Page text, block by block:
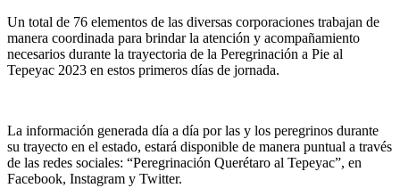
Un total de 76 elementos de las diversas corporaciones trabajan de
manera coordinada para brindar la atención y acompañamiento
necesarios durante la trayectoria de la Peregrinación a Pie al
Tepeyac 2023 en estos primeros días de jornada.
La información generada día a día por las y los peregrinos durante
su trayecto en el estado, estará disponible de manera puntual a través
de las redes sociales: “Peregrinación Querétaro al Tepeyac”, en
Facebook, Instagram y Twitter.